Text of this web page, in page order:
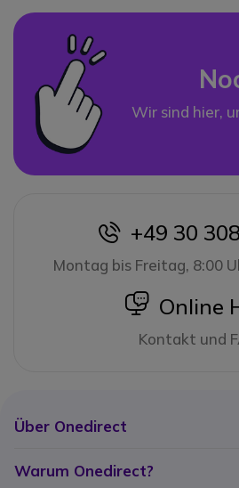
Wir sind hier,
icon
+49 30
Montag bis Freitag, 8:00
icon
Online
Kontakt und
Über Onedirect
Warum Onedirect?